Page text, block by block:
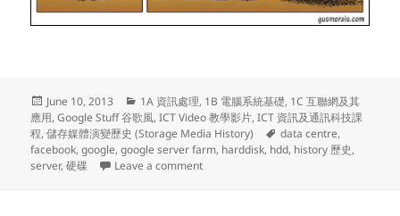
Posted
on
June 10, 2013 Categories
1A 資訊處理, 1B 電腦系統基礎, 1C 互聯網及其
應用,Google Stuff 谷歌風,ICT Video 教學影片,ICT 資訊及通訊科技課
程,儲存媒體演變歷史 (Storage Media History) Tags
data centre,
facebook,google,google server farm, harddisk, hdd, history 歷史,
server,硬碟 Leave a commenton 儲存媒體演變歷史 (Storage Media